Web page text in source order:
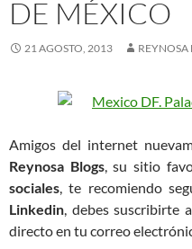
DE MÉXICO
21 AGOSTO, 2013 REYNOSA
Amigos del internet
Reynosa Blogs, su sitio
sociales, te recomiendo
Linkedin, debes suscribirte
directo en tu correo